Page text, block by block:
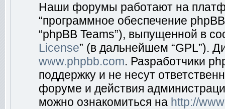
Наши форумы работают на
“программное обеспечение
“phpBB Teams”), выпущенной в
License” (в дальнейшем “GPL”).
www.phpbb.com. Разработчики
поддержку и не несут
форуме и действия
можно ознакомиться на http://